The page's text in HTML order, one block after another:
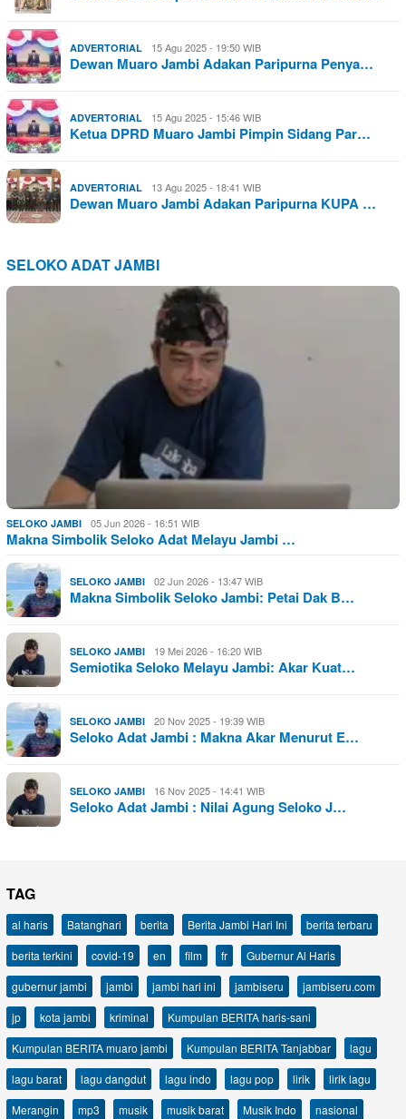
ADVERTORIAL 15 Agu 2025 - 19:50 WIB
Dewan Muaro Jambi Adakan Paripurna Penya…
ADVERTORIAL 15 Agu 2025 - 15:46 WIB
Ketua DPRD Muaro Jambi Pimpin Sidang Par…
ADVERTORIAL 13 Agu 2025 - 18:41 WIB
Dewan Muaro Jambi Adakan Paripurna KUPA …
SELOKO ADAT JAMBI
SELOKO JAMBI 05 Jun 2026 - 16:51 WIB
Makna Simbolik Seloko Adat Melayu Jambi …
SELOKO JAMBI 02 Jun 2026 - 13:47 WIB
Makna Simbolik Seloko Jambi: Petai Dak B…
SELOKO JAMBI 19 Mei 2026 - 16:20 WIB
Semiotika Seloko Melayu Jambi: Akar Kuat…
SELOKO JAMBI 20 Nov 2025 - 19:39 WIB
Seloko Adat Jambi : Makna Akar Menurut E…
SELOKO JAMBI 16 Nov 2025 - 14:41 WIB
Seloko Adat Jambi : Nilai Agung Seloko J…
TAG
al haris Batanghari berita Berita Jambi Hari Ini
berita terbaru
berita terkini
covid-19 en film fr
Gubernur Al Haris
gubernur jambi
jambi jambi hari ini jambiseru
jambiseru.com
jp
kota jambi kriminal
Kumpulan BERITA haris-sani
Kumpulan BERITA muaro jambi
Kumpulan BERITA Tanjabbar
lagu
lagu barat
lagu dangdut lagu indo lagu pop lirik
lirik lagu
Merangin
mp3 musik musik barat Musik Indo
nasional